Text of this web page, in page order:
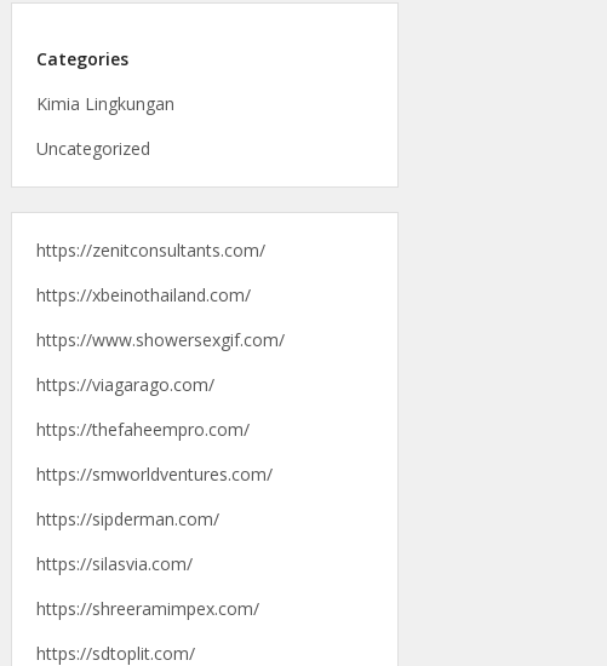
Categories
Kimia Lingkungan
Uncategorized
https://zenitconsultants.com/
https://xbeinothailand.com/
https://www.showersexgif.com/
https://viagarago.com/
https://thefaheempro.com/
https://smworldventures.com/
https://sipderman.com/
https://silasvia.com/
https://shreeramimpex.com/
https://sdtoplit.com/